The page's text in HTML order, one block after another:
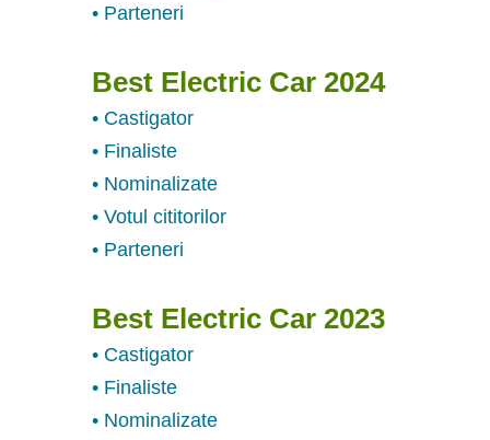
• Parteneri
Best Electric Car 2024
• Castigator
• Finaliste
• Nominalizate
• Votul cititorilor
• Parteneri
Best Electric Car 2023
• Castigator
• Finaliste
• Nominalizate